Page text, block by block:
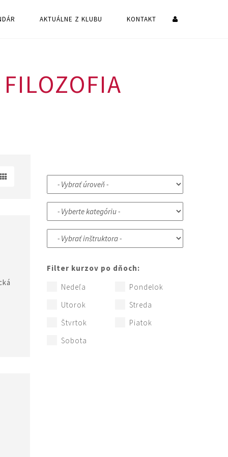
AKTUÁLNE Z KLUBU KONTAKT
Filter kurzov po dňoch:
Nedeľa
Pondelok
Utorok
Streda
Štvrtok
Piatok
Sobota